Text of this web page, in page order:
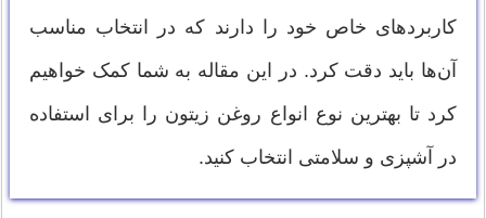
کاربردهای خاص خود را دارند که در انتخاب مناسب
آن‌ها باید دقت کرد. در این مقاله به شما کمک خواهیم
کرد تا بهترین نوع انواع روغن زیتون را برای استفاده
در آشپزی و سلامتی انتخاب کنید.